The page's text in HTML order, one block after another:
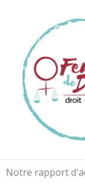
Notre rapport